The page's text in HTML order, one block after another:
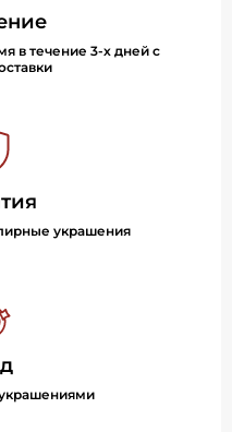
в течение 3-х дней с
украшения